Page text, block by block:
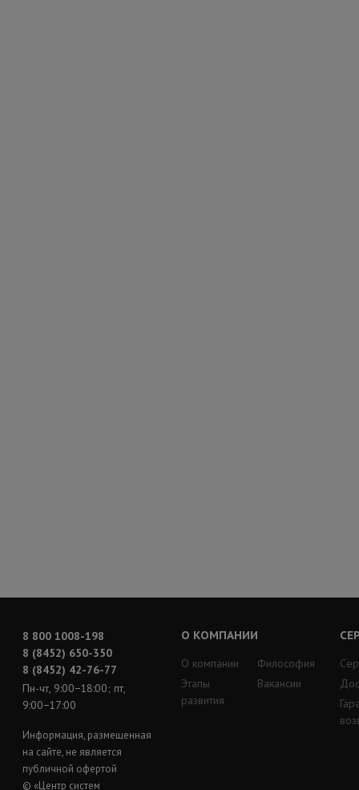
8 800 1008-198
8 (8452) 650-350
8 (8452) 42-76-77
Пн-чт, 9:00−18:00; пт,
9:00−17:00
Информация, размещенная
на сайте, не является
публичной офертой
© «Центр систем
О КОМПАНИИ
О компании
Этапы
развития
Философия
Вакансии